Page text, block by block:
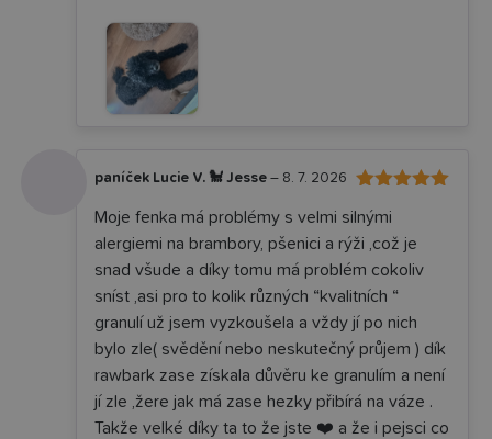
z 5
paníček Lucie V. 🐩 Jesse – 8. 7. 2026
Moje fenka má problémy s velmi silnými
alergiemi na brambory, pšenici a rýži ,což je
snad všude a díky tomu má problém cokoliv
sníst ,asi pro to kolik různých “kvalitních “
granulí už jsem vyzkoušela a vždy jí po nich
bylo zle( svědění nebo neskutečný průjem ) dík
rawbark zase získala důvěru ke granulím a není
jí zle ,žere jak má zase hezky přibírá na váze .
Takže velké díky ta to že jste ❤️ a že i pejsci co